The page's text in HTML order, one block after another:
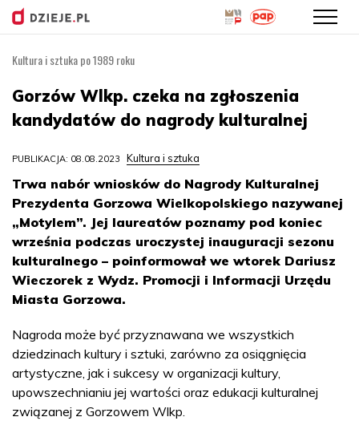
treści
Kultura i sztuka po 1989 roku
Gorzów Wlkp. czeka na zgłoszenia
kandydatów do nagrody kulturalnej
PUBLIKACJA: 08.08.2023 Kultura i sztuka
Trwa nabór wniosków do Nagrody Kulturalnej
Prezydenta Gorzowa Wielkopolskiego nazywanej
„Motylem”. Jej laureatów poznamy pod koniec
września podczas uroczystej inauguracji sezonu
kulturalnego – poinformował we wtorek Dariusz
Wieczorek z Wydz. Promocji i Informacji Urzędu
Miasta Gorzowa.
Nagroda może być przyznawana we wszystkich
dziedzinach kultury i sztuki, zarówno za osiągnięcia
artystyczne, jak i sukcesy w organizacji kultury,
upowszechnianiu jej wartości oraz edukacji kulturalnej
związanej z Gorzowem Wlkp.